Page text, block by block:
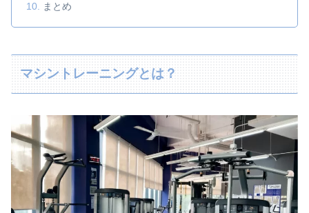
まとめ
マシントレーニングとは？